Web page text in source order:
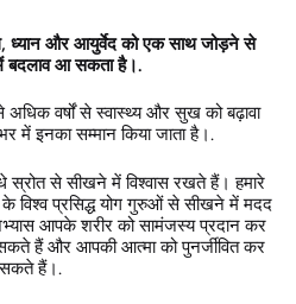
ध्यान और आयुर्वेद को एक साथ जोड़ने से
बदलाव आ सकता है।.
वर्षों से स्वास्थ्य और सुख को बढ़ावा
में इनका सम्मान किया जाता है।.
स्रोत से सीखने में विश्वास रखते हैं। हमारे
विश्व प्रसिद्ध योग गुरुओं से सीखने में मदद
आपके शरीर को सामंजस्य प्रदान कर
हैं और आपकी आत्मा को पुनर्जीवित कर
हैं।.